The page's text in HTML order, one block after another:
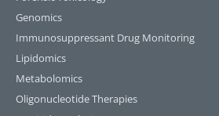
Genomics
Immunosuppressant Drug Monitoring
Lipidomics
Metabolomics
Oligonucleotide Therapies